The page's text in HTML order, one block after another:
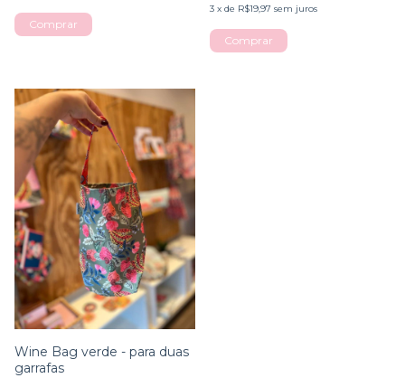
3 x de R$19,97 sem juros
Wine Bag verde - para duas
garrafas